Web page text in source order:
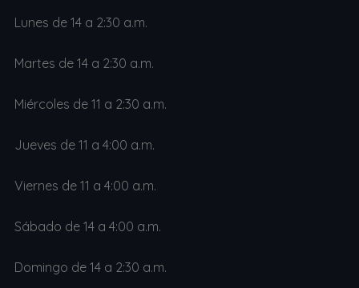
Lunes de 14 a 2:30 a.m.
Martes de 14 a 2:30 a.m.
Miércoles de 11 a 2:30 a.m.
Jueves de 11 a 4:00 a.m.
Viernes de 11 a 4:00 a.m.
Sábado de 14 a 4:00 a.m.
Domingo de 14 a 2:30 a.m.